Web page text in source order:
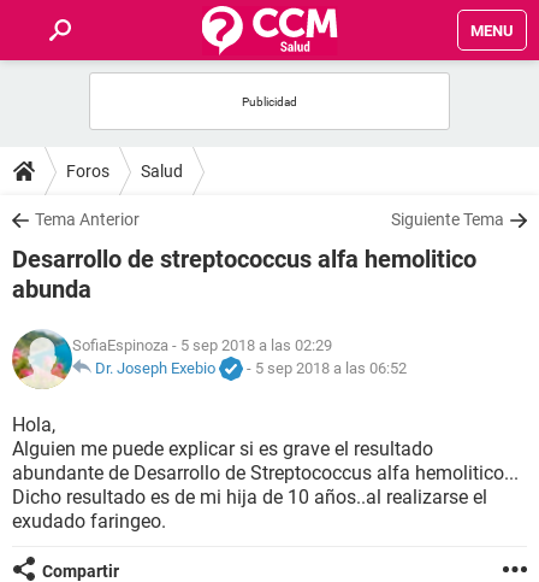
MENU
FOROS
SALUD
FAMILIA
NUTRICIÓN
SEXUALIDAD
GLOSARIO
Foros Salud
Tema Anterior Siguiente Tema
Desarrollo de streptococcus alfa hemolitico
abunda
SofiaEspinoza - 5 sep 2018 a las 02:29
Dr. Joseph Exebio
- 5 sep 2018 a las 06:52
Hola,
Alguien me puede explicar si es grave el resultado
abundante de Desarrollo de Streptococcus alfa hemolitico...
Dicho resultado es de mi hija de 10 años..al realizarse el
exudado faringeo.
Compartir